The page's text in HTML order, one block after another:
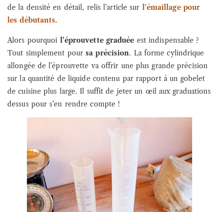
de la densité en détail, relis l’article sur l’émaillage pour
les débutants.
Alors pourquoi l’éprouvette graduée est indispensable ?
Tout simplement poursa précision. La forme cylindrique
allongée de l’éprouvette va offrir une plus grande précision
sur la quantité de liquide contenu par rapport à un gobelet
de cuisine plus large. Il suffit de jeter un œil aux graduations
dessus pour s’en rendre compte !